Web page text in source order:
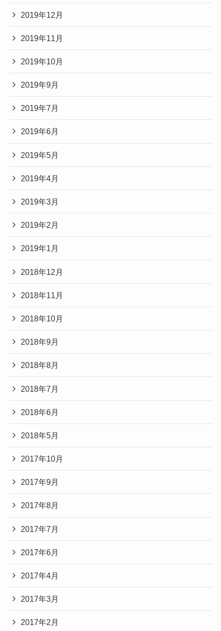
2019年12月
2019年11月
2019年10月
2019年9月
2019年7月
2019年6月
2019年5月
2019年4月
2019年3月
2019年2月
2019年1月
2018年12月
2018年11月
2018年10月
2018年9月
2018年8月
2018年7月
2018年6月
2018年5月
2017年10月
2017年9月
2017年8月
2017年7月
2017年6月
2017年4月
2017年3月
2017年2月